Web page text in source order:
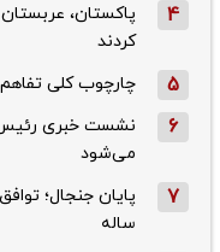
4
پاکستان،
کردند
5 چارچوب کلی
6
نشست خبری
می‌شود
7
ساله